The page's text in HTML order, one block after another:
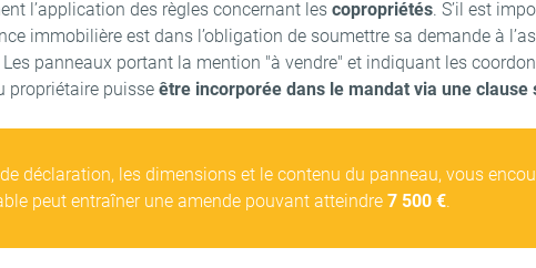
l’application des règles concernant les copropriétés. S’il est
immobilière est dans l’obligation de soumettre sa demande à
Les panneaux portant la mention "à vendre" et indiquant les
propriétaire puisse être incorporée dans le mandat via une clause
déclaration, les dimensions et le contenu du panneau, vous
peut entraîner une amende pouvant atteindre 7 500 €.